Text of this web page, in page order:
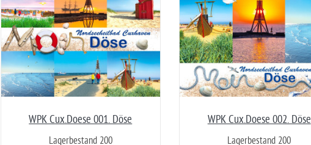
WPK Cux.Doese 001. Döse
Lagerbestand 200
WPK Cux.Doese 002. Döse
Lagerbestand 200